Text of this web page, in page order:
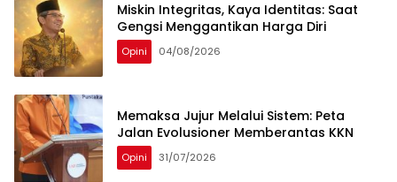
Miskin Integritas, Kaya Identitas: Saat
Gengsi Menggantikan Harga Diri
Opini 04/08/2026
Memaksa Jujur Melalui Sistem: Peta
Jalan Evolusioner Memberantas KKN
Opini 31/07/2026